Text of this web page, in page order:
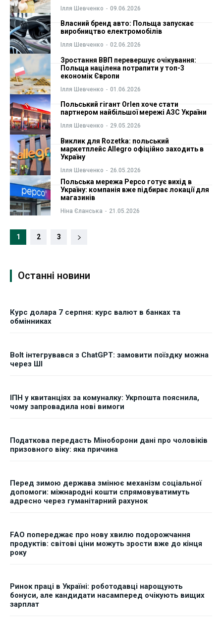
Ілля Шевченко - 09.06.2026
Власний бренд авто: Польща запускає
виробництво електромобілів
Ілля Шевченко - 02.06.2026
Зростання ВВП перевершує очікування:
Польща націлена потрапити у топ-3
економік Європи
Ілля Шевченко - 01.06.2026
Польський гігант Orlen хоче стати
партнером найбільшої мережі АЗС України
Ілля Шевченко - 29.05.2026
Виклик для Rozetka: польський
маркетплейс Allegro офіційно заходить в
Україну
Ілля Шевченко - 26.05.2026
Польська мережа Pepco готує вихід в
Україну: компанія вже підбирає локації для
магазинів
Ніна Єланська - 21.05.2026
1 2 3
Останні новини
Курс долара 7 серпня: курс валют в банках та
обмінниках
Bolt інтегрувався з ChatGPT: замовити поїздку можна
через ШІ
ІПН у квитанціях за комуналку: Укрпошта пояснила,
чому запровадила нові вимоги
Податкова передасть Міноборони дані про чоловіків
призовного віку: яка причина
Перед зимою держава змінює механізм соціальної
допомоги: міжнародні кошти спрямовуватимуть
адресно через гуманітарний рахунок
FAO попереджає про нову хвилю подорожчання
продуктів: світові ціни можуть зрости вже до кінця
року
Ринок праці в Україні: роботодавці нарощують
бонуси, але кандидати насамперед очікують вищих
зарплат